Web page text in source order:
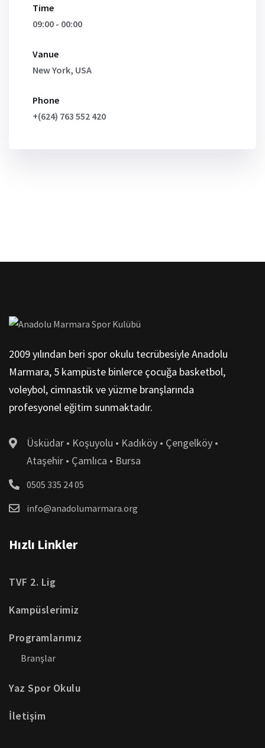
Time
09:00 - 00:00
Vanue
New York, USA
Phone
+(624) 763 552 420
2009 yılından beri spor okulu tecrübesiyle Anadolu
Marmara, 5 kampüste binlerce çocuğa basketbol,
voleybol, cimnastik ve yüzme branşlarında
profesyonel eğitim sunmaktadır.
Üsküdar • Koşuyolu • Kadıköy • Çengelköy •
Ataşehir • Çamlıca • Bursa
0505 335 24 05
info@anadolumarmara.org
Hızlı Linkler
TVF 2. Lig
Kampüslerimiz
Programlarımız
Branşlar
Yaz Spor Okulu
İletişim